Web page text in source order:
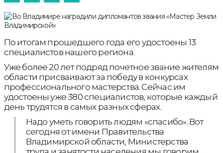
По итогам прошедшего года его удостоены 13
специалистов нашего региона.
Уже более 20 лет подряд почетное звание жителям
области присваивают за победу в конкурсах
профессионального мастерства. Сейчас им
удостоены уже 380 специалистов, которые каждый
день трудятся в самых разных сферах.
Надо уметь говорить людям «спасибо». Вот
сегодня от имени Правительства
Владимирской области, Министерства